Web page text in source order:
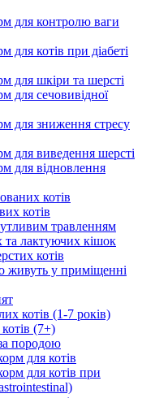
для контролю ваги
котів при діабеті
для шкіри та шерсті
для сечовивідної
для зниження стресу
для виведення шерсті
для відновлення
котів
котів
травленням
та лактуючих кішок
котів
живуть у приміщенні
котів (1-7 років)
(7+)
породою
для котів
для котів при